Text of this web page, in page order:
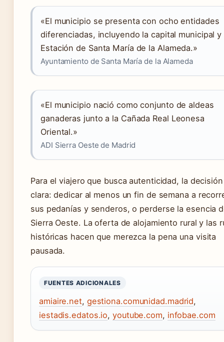
«El municipio se presenta con ocho entidades
diferenciadas, incluyendo la capital municipal y
Estación de Santa María de la Alameda.»
Ayuntamiento de Santa María de la Alameda
«El municipio nació como conjunto de aldeas
ganaderas junto a la Cañada Real Leonesa
Oriental.»
ADI Sierra Oeste de Madrid
Para el viajero que busca autenticidad, la
clara: dedicar al menos un fin de semana a
sus pedanías y senderos, o perderse la esencia
Sierra Oeste. La oferta de alojamiento rural y las
históricas hacen que merezca la pena una visita
pausada.
FUENTES ADICIONALES
amiaire.net, gestiona.comunidad.madrid,
iestadis.edatos.io,youtube.com, infobae.com